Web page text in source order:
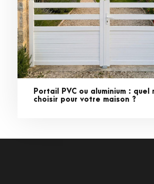
Portail PVC ou aluminium : quel
choisir pour votre maison ?